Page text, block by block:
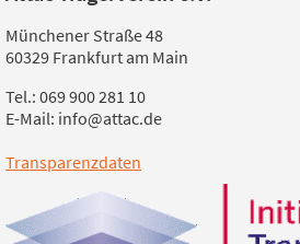
Münchener Straße 48
60329 Frankfurt am Main
Tel.: 069 900 281 10
E-Mail: info@attac.de
Transparenzdaten